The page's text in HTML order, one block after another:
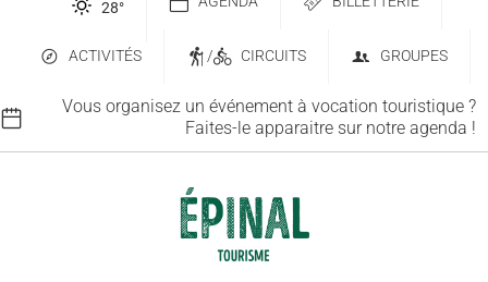
28°
ACTIVITÉS / CIRCUITS GROUPES
Vous organisez un événement à vocation touristique ?
Faites-le apparaitre sur notre agenda !